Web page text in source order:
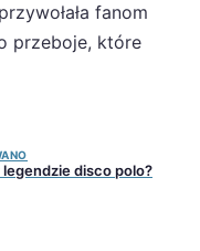
fanom
przeboje, które
disco polo?